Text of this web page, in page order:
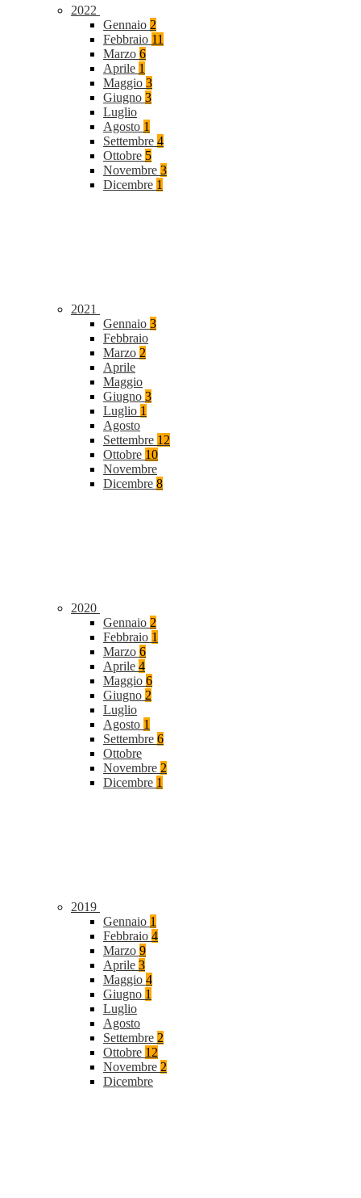
2022
Gennaio 2
Febbraio 11
Marzo 6
Aprile 1
Maggio 3
Giugno 3
Luglio
Agosto 1
Settembre 4
Ottobre 5
Novembre 3
Dicembre 1
2021
Gennaio 3
Febbraio
Marzo 2
Aprile
Maggio
Giugno 3
Luglio 1
Agosto
Settembre 12
Ottobre 10
Novembre
Dicembre 8
2020
Gennaio 2
Febbraio 1
Marzo 6
Aprile 4
Maggio 6
Giugno 2
Luglio
Agosto 1
Settembre 6
Ottobre
Novembre 2
Dicembre 1
2019
Gennaio 1
Febbraio 4
Marzo 9
Aprile 3
Maggio 4
Giugno 1
Luglio
Agosto
Settembre 2
Ottobre 12
Novembre 2
Dicembre